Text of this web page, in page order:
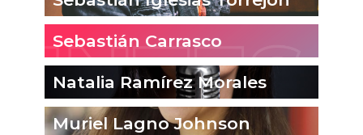
Sebastián Carrasco
Natalia Ramírez Morales
Muriel Lagno Johnson